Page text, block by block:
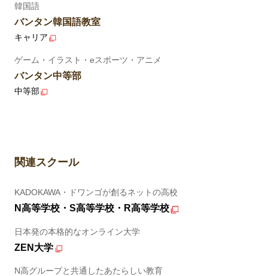
韓国語
バンタン韓国語教室
キャリア
ゲーム・イラスト・eスポーツ・アニメ
バンタン中等部
中等部
関連スクール
KADOKAWA・ドワンゴが創るネットの高校
N高等学校・S高等学校・R高等学校
日本発の本格的なオンライン大学
ZEN大学
N高グループと共通したあたらしい教育